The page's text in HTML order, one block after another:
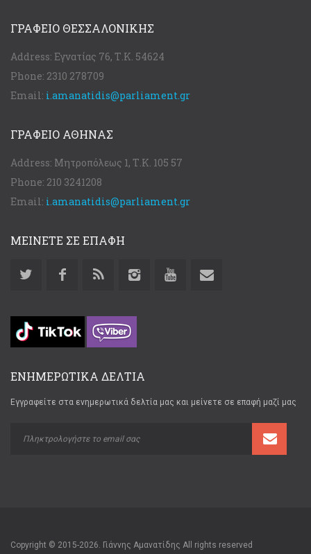
ΓΡΑΦΕΊΟ ΘΕΣΣΑΛΟΝΊΚΗΣ
Address: Εγνατίας 76, Τ.Κ. 54624
Phone: 2310 278709
Email: i.amanatidis@parliament.gr
ΓΡΑΦΕΊΟ ΑΘΉΝΑΣ
Address: Μητροπόλεως 1, Τ.Κ. 105 57
Phone: 210 3241208
Email: i.amanatidis@parliament.gr
ΜΕΙΝΕΤΕ ΣΕ ΕΠΑΦΗ
ΕΝΗΜΕΡΩΤΙΚΑ ΔΕΛΤΙΑ
Εγγραφείτε στα ενημερωτικά δελτία μας και μείνετε σε επαφή μαζί μας
Copyright © 2015-2026. Γιάννης Αμανατίδης All rights reserved